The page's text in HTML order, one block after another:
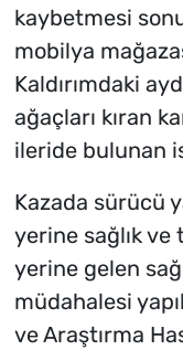
kaybetmesi
mobilya
Kaldırımdaki
ağaçları kıran
ileride bulunan
Kazada sürücü
yerine sağlık
yerine gelen
müdahalesi
ve Araştırma